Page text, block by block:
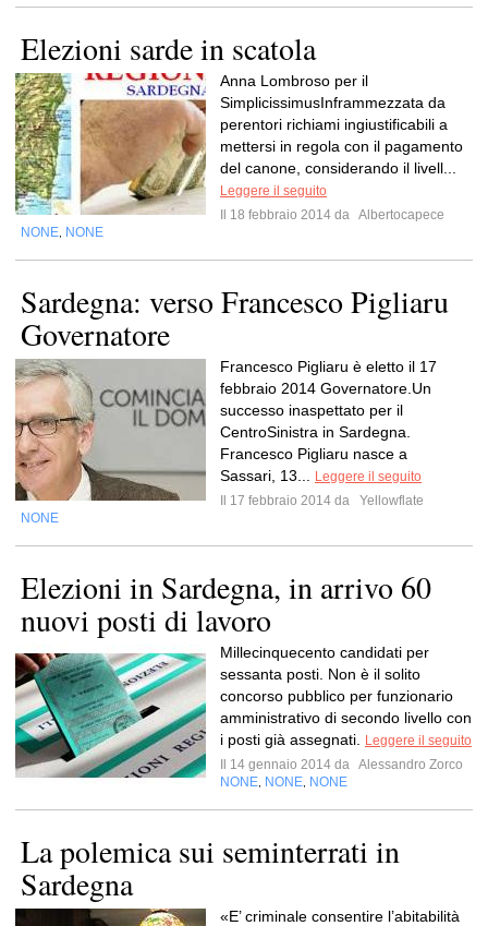
Elezioni sarde in scatola
Anna Lombroso per il
SimplicissimusInframmezzata da
perentori richiami ingiustificabili a
mettersi in regola con il pagamento
del canone, considerando il livell...
Leggere il seguito
Il 18 febbraio 2014 da Albertocapece
NONE NONE
Sardegna: verso Francesco Pigliaru
Governatore
Francesco Pigliaru è eletto il 17
febbraio 2014 Governatore.Un
successo inaspettato per il
CentroSinistra in Sardegna.
Francesco Pigliaru nasce a
Sassari, 13...
Leggere il seguito
Il 17 febbraio 2014 da
Yellowflate
NONE
Elezioni in Sardegna, in arrivo 60
nuovi posti di lavoro
Millecinquecento candidati per
sessanta posti. Non è il solito
concorso pubblico per funzionario
amministrativo di secondo livello con
i posti già assegnati.
Leggere il seguito
Il 14 gennaio 2014 da Alessandro Zorco
NONE NONE NONE
La polemica sui seminterrati in
Sardegna
«E’ criminale consentire l’abitabilità